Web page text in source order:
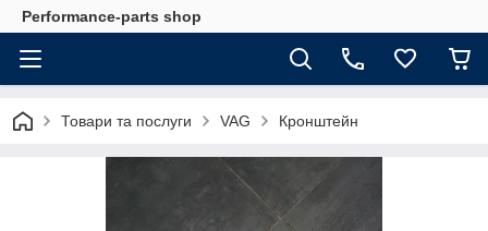
Performance-parts shop
Товари та послуги VAG Кронштейн